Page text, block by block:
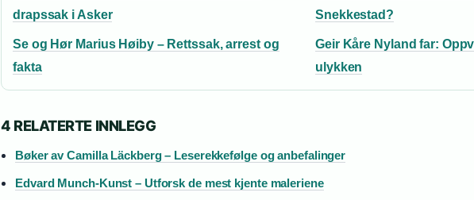
drapssak i Asker
Snekkestad?
Se og Hør Marius Høiby – Rettssak, arrest og
fakta
Geir Kåre Nyland far:
ulykken
4 RELATERTE INNLEGG
Bøker av Camilla Läckberg – Leserekkefølge og anbefalinger
Edvard Munch-Kunst – Utforsk de mest kjente maleriene